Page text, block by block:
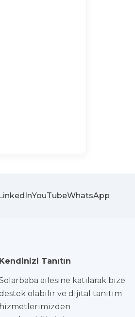
LinkedInYouTubeWhatsApp
Kendinizi Tanıtın
ailesine katılarak bize
olabilir ve dijital tanıtım
hizmetlerimizden